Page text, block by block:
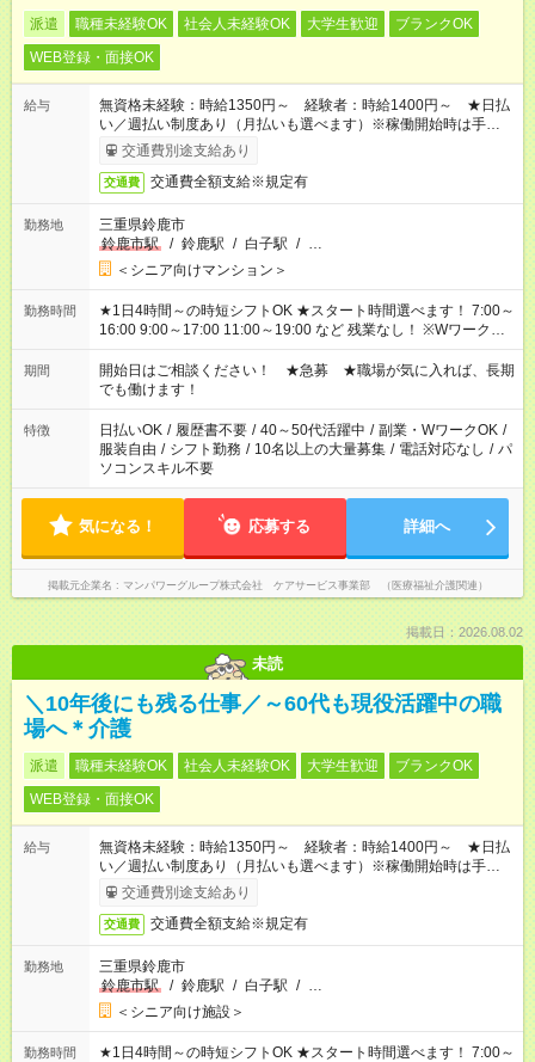
派遣 職種未経験OK 社会人未経験OK 大学生歓迎
ブランクOK
WEB登録・面接OK
給与
無資格未経験：時給1350円～ 経験者：時給1400円～ ★日払
い／週払い制度あり（月払いも選べます）※稼働開始時は手続き
完了次第のお支払いとなります。
交通費別途支給あり
交通費 交通費全額支給※規定有
勤務地
三重県鈴鹿市
鈴鹿市駅
/ 鈴鹿駅 / 白子駅 / …
＜シニア向けマンション＞
勤務時間
★1日4時間～の時短シフトOK ★スタート時間選べます！ 7:00～
16:00 9:00～17:00 11:00～19:00 など 残業なし！ ※Wワークの
場合、他のお仕事と合わせ週40時間超の就業はご案内できませ
ん ※法令に基づき、週20時間以上勤務は社会保険への加入対象
となります ※労働者派遣法（日雇い派遣の原則禁止）により、
短時間・短期間の就業はご案内が難しい場合があります
期間
開始日はご相談ください！ ★急募 ★職場が気に入れば、長期
でも働けます！
特徴 日払いOK / 履歴書不要 / 40～50代活躍中 / 副業・WワークOK /
服装自由 / シフト勤務 / 10名以上の大量募集 / 電話対応なし / パ
ソコンスキル不要
気になる！ 応募する 詳細へ
掲載元企業名 マンパワーグループ株式会社 ケアサービス事業部 （医療福祉介護関連）
掲載日：2026.08.02
未読
＼10年後にも残る仕事／～60代も現役活躍中の職
場へ＊介護
派遣 職種未経験OK 社会人未経験OK 大学生歓迎
ブランクOK
WEB登録・面接OK
給与
無資格未経験：時給1350円～ 経験者：時給1400円～ ★日払
い／週払い制度あり（月払いも選べます）※稼働開始時は手続き
完了次第のお支払いとなります。
交通費別途支給あり
交通費 交通費全額支給※規定有
勤務地
三重県鈴鹿市
鈴鹿市駅
/ 鈴鹿駅 / 白子駅 / …
＜シニア向け施設＞
勤務時間
★1日4時間～の時短シフトOK ★スタート時間選べます！ 7:00～